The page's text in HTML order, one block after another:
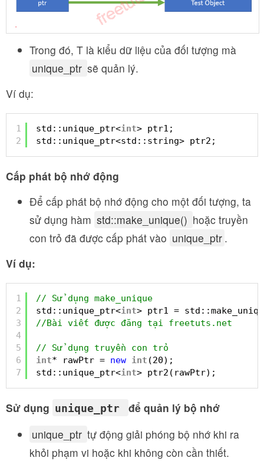
Trong đó, T là kiểu dữ liệu của đối tượng mà
unique_ptr sẽ quản lý.
Ví dụ:
1
2
std::unique_ptr<int> ptr1;
std::unique_ptr<std::string> ptr2;
Cấp phát bộ nhớ động
Để cấp phát bộ nhớ động cho một đối tượng, ta
sử dụng hàm std::make_unique() hoặc truyền
con trỏ đã được cấp phát vào unique_ptr .
Ví dụ:
1
2
3
4
5
6
7
// Sử dụng make_unique
std::unique_ptr<int> ptr1 =
//Bài viết được đăng tại freetuts.net
// Sử dụng truyền con trỏ
int* rawPtr = new int (20);
std::unique_ptr<int> ptr2(rawPtr);
Sử dụng unique_ptr
để quản lý bộ nhớ
unique_ptr tự động giải phóng bộ nhớ khi ra
khỏi phạm vi hoặc khi không còn cần thiết.